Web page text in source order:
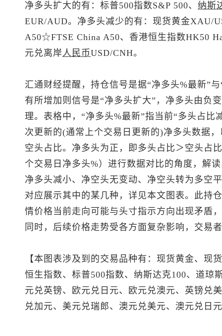
净多头扩大的有： 标普500指数S&P 500、 纳斯
EUR/AUD。净多头减少的有： 现货黄金XAU/
A50☆FTSE China A50、香港恒生指数HK50
元兑离岸人民币USD/CNH。
汇通财经提醒，持仓信号是据“净多头%最新”
有所增加则信号是“净多头扩大”，净多头由负
理。表格中，“净多头%最新”指当前“多头占比
次更新的(通常上个交易日更新的)净多头数据
空头占比。净多头为正，即多头占比＞空头占
个交易日净多头%）进行数据对比的角度，解
净多头减小、净空头无变动、净空头转为多空
对应展示其中的某几种，详见本文图表。此持
情价格当前走向可能与头寸指示方向出现矛盾
同时，后续价格走势受各方面复杂影响，交易
【本图表涉及到的交易品种有： 现货黄金、 现
恒生指数、 标普500指数、纳斯达克100、道琼
元兑英镑、欧元兑日元、欧元兑澳元、 英镑兑
兑加元、 美元兑瑞郎、 澳元兑美元、澳元兑日